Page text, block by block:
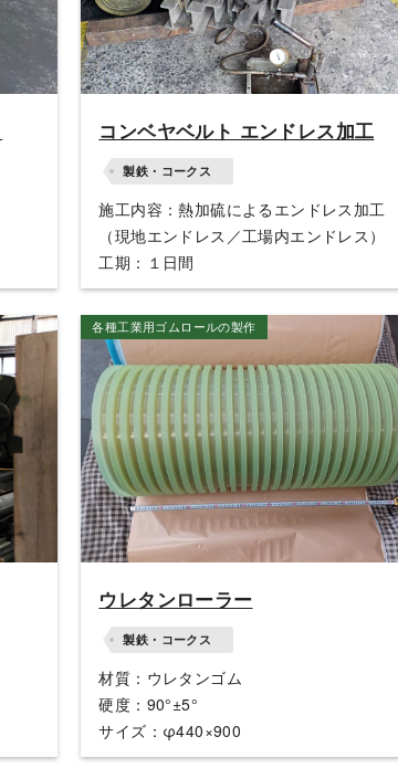
コンベヤベルト エンドレス加工
製鉄・コークス
施工内容：熱加硫によるエンドレス加工
（現地エンドレス／工場内エンドレス）
工期：１日間
各種工業用ゴムロールの製作
ウレタンローラー
製鉄・コークス
材質：ウレタンゴム
硬度：90°±5°
サイズ：φ440×900